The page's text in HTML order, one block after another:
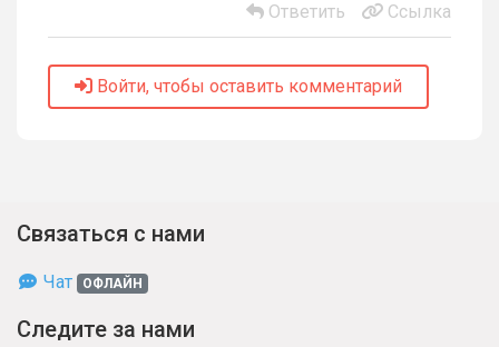
Ответить Ссылка
Войти, чтобы оставить комментарий
Связаться с нами
Чат ОФЛАЙН
Следите за нами